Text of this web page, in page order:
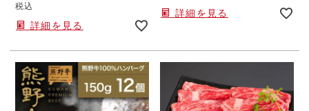
税込
詳細を見る
詳細を見る